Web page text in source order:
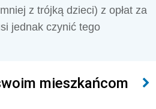
z trójką dzieci) z opłat za
jednak czynić tego
mieszkańcom